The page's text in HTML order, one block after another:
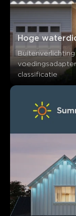
Hoge
classificatie